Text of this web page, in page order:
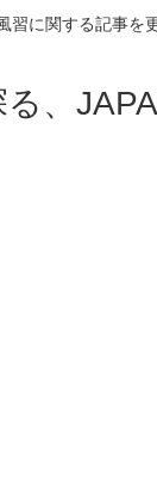
習に関する記事を
る、